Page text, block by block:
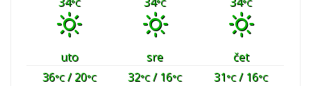
°C °C °C
uto sre
čet
36°C/ 20°C 32°C/ 16°C 31°C/ 16°C